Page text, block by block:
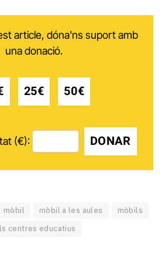
article, dóna'ns suport amb
una donació.
25€ 50€
(€): DONAR
mòbil mòbil a les aules mòbils
centres educatius